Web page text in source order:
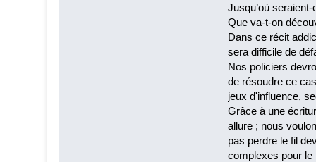
Jusqu’où
Que va-t-on
Dans ce récit
sera difficile de
Nos policiers
de résoudre ce
jeux d'influence,
Grâce à une
allure ; nous
pas perdre le fil
complexes pour le